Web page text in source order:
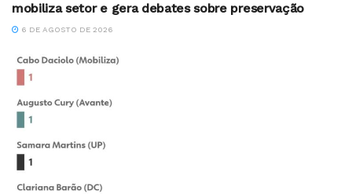
mobiliza setor e gera debates sobre preservação
6 DE AGOSTO DE 2026